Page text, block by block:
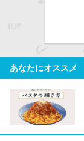
あなたにオススメ